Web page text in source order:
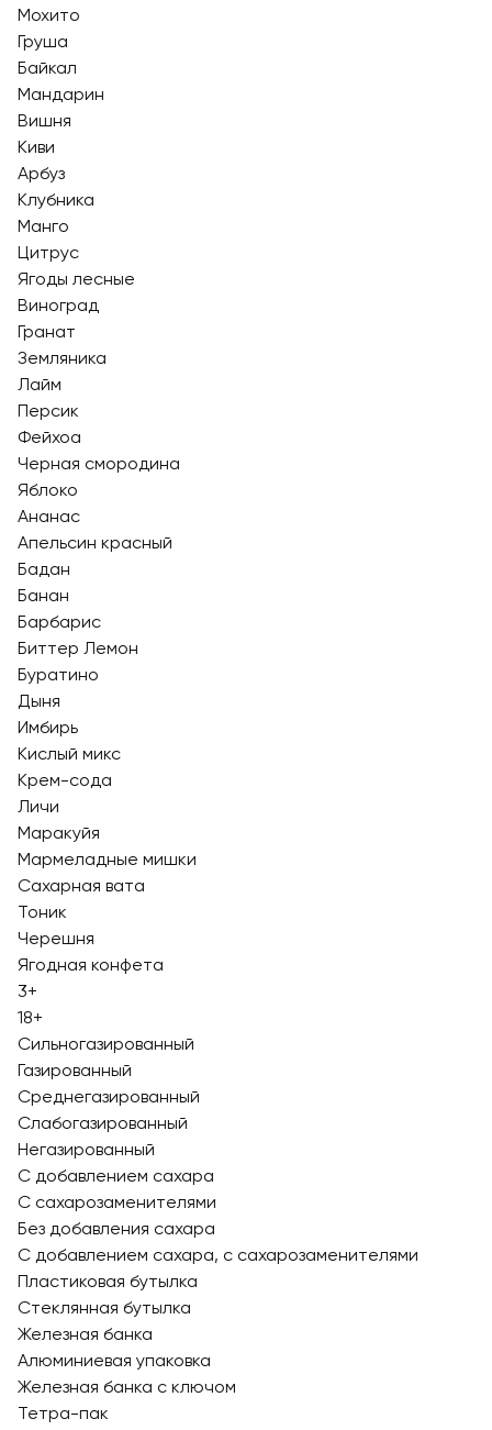
Мохито
Груша
Байкал
Мандарин
Вишня
Киви
Арбуз
Клубника
Манго
Цитрус
Ягоды лесные
Виноград
Гранат
Земляника
Лайм
Персик
Фейхоа
Черная смородина
Яблоко
Ананас
Апельсин красный
Бадан
Банан
Барбарис
Биттер Лемон
Буратино
Дыня
Имбирь
Кислый микс
Крем-сода
Личи
Маракуйя
Мармеладные мишки
Сахарная вата
Тоник
Черешня
Ягодная конфета
3+
18+
Сильногазированный
Газированный
Среднегазированный
Слабогазированный
Негазированный
С добавлением сахара
С сахарозаменителями
Без добавления сахара
С добавлением сахара, с сахарозаменителями
Пластиковая бутылка
Стеклянная бутылка
Железная банка
Алюминиевая упаковка
Железная банка с ключом
Тетра-пак